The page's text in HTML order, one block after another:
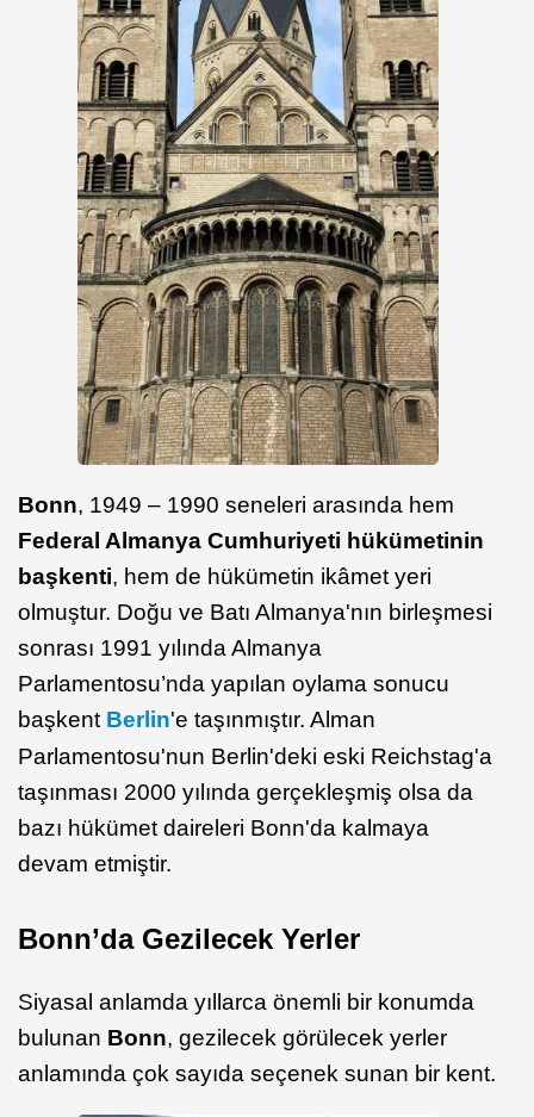
Bonn, 1949 – 1990 seneleri arasında hem
Federal Almanya Cumhuriyeti hükümetinin
başkenti, hem de hükümetin ikâmet yeri
olmuştur. Doğu ve Batı Almanya'nın birleşmesi
sonrası 1991 yılında Almanya
Parlamentosu’nda yapılan oylama sonucu
başkent Berlin'e taşınmıştır. Alman
Parlamentosu'nun Berlin'deki eski Reichstag'a
taşınması 2000 yılında gerçekleşmiş olsa da
bazı hükümet daireleri Bonn'da kalmaya
devam etmiştir.
Bonn’da Gezilecek Yerler
Siyasal anlamda yıllarca önemli bir konumda
bulunan Bonn, gezilecek görülecek yerler
anlamında çok sayıda seçenek sunan bir kent.